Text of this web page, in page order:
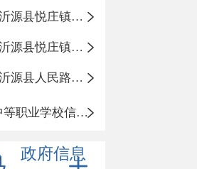
沂源县悦庄镇鲍庄完小
沂源县悦庄镇赵庄小学
沂源县人民路小学
中等职业学校信息公开
政府信息